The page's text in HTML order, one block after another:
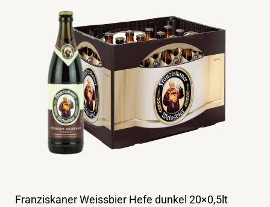
Franziskaner Weissbier Hefe dunkel 20×0,5lt